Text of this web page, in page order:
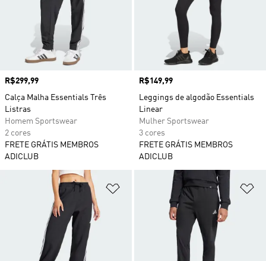
Preço
R$299,99
Calça Malha Essentials Três
Listras
Homem Sportswear
2 cores
FRETE GRÁTIS MEMBROS
ADICLUB
Preço
R$149,99
Leggings de algodão Essentials
Linear
Mulher Sportswear
3 cores
FRETE GRÁTIS MEMBROS
ADICLUB
Adicionar à Lista de Desejos